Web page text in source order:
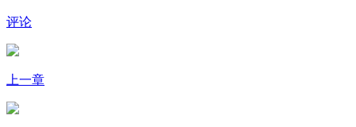
评论
上一章